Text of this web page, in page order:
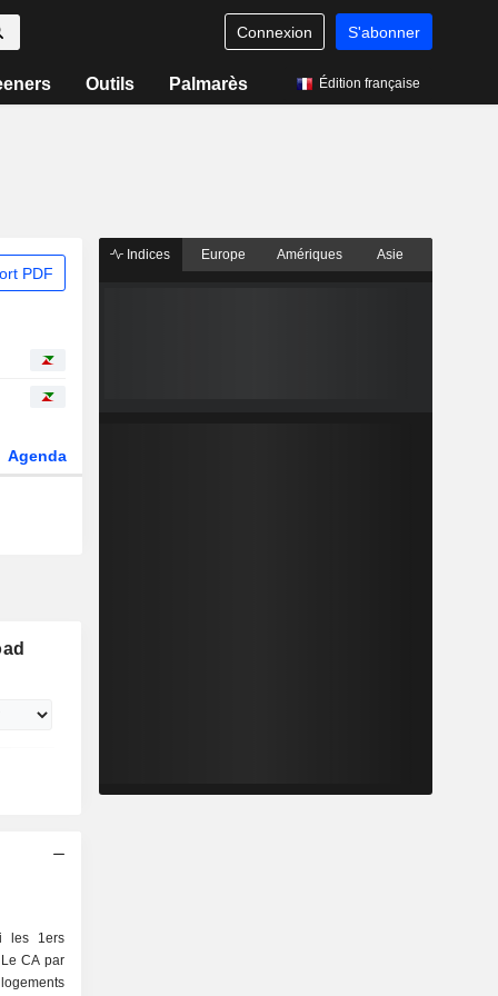
Connexion S'abonner
Outils Palmarès Édition française
PDF
Agenda
les 1ers
CA par
Indices Europe Amériques Asie